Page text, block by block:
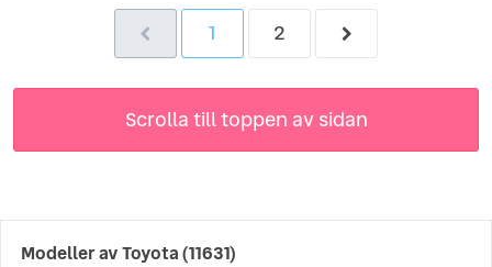
1 2
Scrolla till toppen av sidan
Modeller avToyota(11631)